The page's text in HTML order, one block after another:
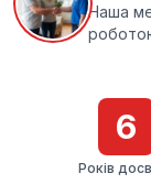
Наша
7
Років